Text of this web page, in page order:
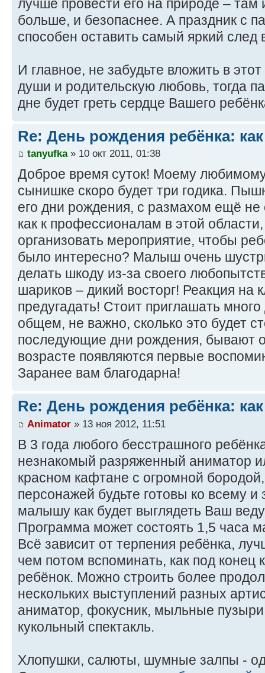
лучше провести его на природе – там
больше, и безопаснее. А праздник с
способен оставить самый яркий след
И главное, не забудьте вложить в
души и родительскую любовь, тогда
дне будет греть сердце Вашего
Re: День рождения ребёнка:
tanyufka» 10 окт 2011, 01:38
Доброе время суток! Моему
сынишке скоро будет три годика.
его дни рождения, с размахом ещё
как к профессионалам в этой
организовать мероприятие, чтобы
было интересно? Малыш очень
делать шкоду из-за своего
шариков – дикий восторг! Реакция на
предугадать! Стоит приглашать
общем, не важно, сколько это будет
последующие дни рождения, бывают
возрасте появляются первые
Заранее вам благодарна!
Re: День рождения ребёнка:
Animator » 13 ноя 2012, 11:51
В 3 года любого бесстрашного
незнакомый разряженный аниматор
красном кафтане с огромной
персонажей будьте готовы ко всему и
малышу как будет выглядеть Ваш
Программа может состоять 1,5 часа
Всё зависит от терпения ребёнка,
чем потом вспоминать, как под конец
ребёнок. Можно строить более
нескольких выступлений разных
аниматор, фокусник, мыльные
кукольный спектакль.
Хлопушки, салюты, шумные залпы -